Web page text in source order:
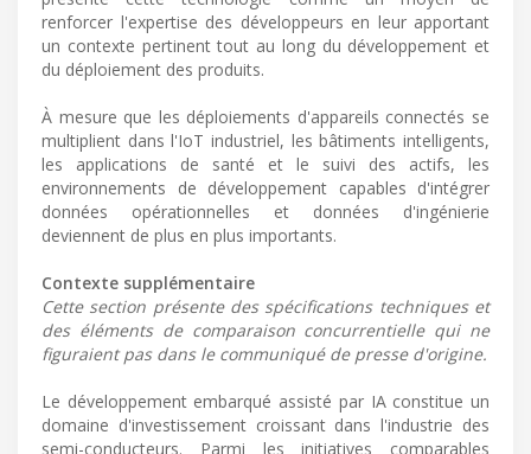
renforcer l'expertise des développeurs en leur apportant
un contexte pertinent tout au long du développement et
du déploiement des produits.
À mesure que les déploiements d'appareils connectés se
multiplient dans l'IoT industriel, les bâtiments intelligents,
les applications de santé et le suivi des actifs, les
environnements de développement capables d'intégrer
données opérationnelles et données d'ingénierie
deviennent de plus en plus importants.
Contexte supplémentaire
Cette section présente des spécifications techniques et
des éléments de comparaison concurrentielle qui ne
figuraient pas dans le communiqué de presse d'origine.
Le développement embarqué assisté par IA constitue un
domaine d'investissement croissant dans l'industrie des
semi-conducteurs. Parmi les initiatives comparables